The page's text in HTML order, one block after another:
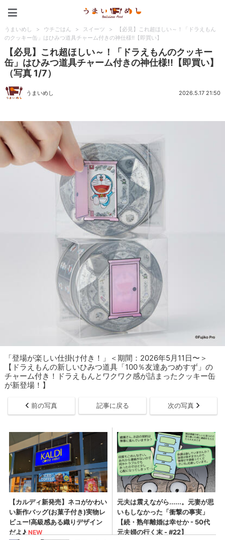
うまいめし > ウチごはん > スイーツ >
【必見】これ超ほしい～！「ドラえもん
のクッキー缶」はひみつ道具チャーム付きの神仕様!!【即買い】
【必見】これ超ほしい～！「ドラえもんのクッキー
缶」はひみつ道具チャーム付きの神仕様!!【即買い】
（写真 1/7）
うまいめし 2026.5.17 21:50
「​​​登場が楽しい仕掛け付き！」＜期間：2026年5月11日〜＞
【ドラえもんの新しいひみつ道具「100％友達あつめすず」の
チャーム付き！ドラえもんとワクワク感が詰まったクッキー缶
が新登場！】
前の写真 記事に戻る 次の写真